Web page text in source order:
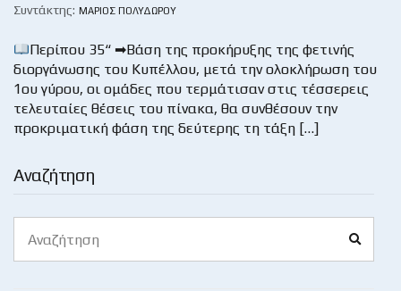
Αναζήτηση
for:
Συντάκτης: ΜΆΡΙΟΣ ΠΟΛΥΔΏΡΟΥ
Περίπου 35“ ➡Βάση της προκήρυξης της φετινής
διοργάνωσης του Κυπέλλου, μετά την ολοκλήρωση του
1ου γύρου, οι ομάδες που τερμάτισαν στις τέσσερεις
τελευταίες θέσεις του πίνακα, θα συνθέσουν την
προκριματική φάση της δεύτερης τη τάξη […]